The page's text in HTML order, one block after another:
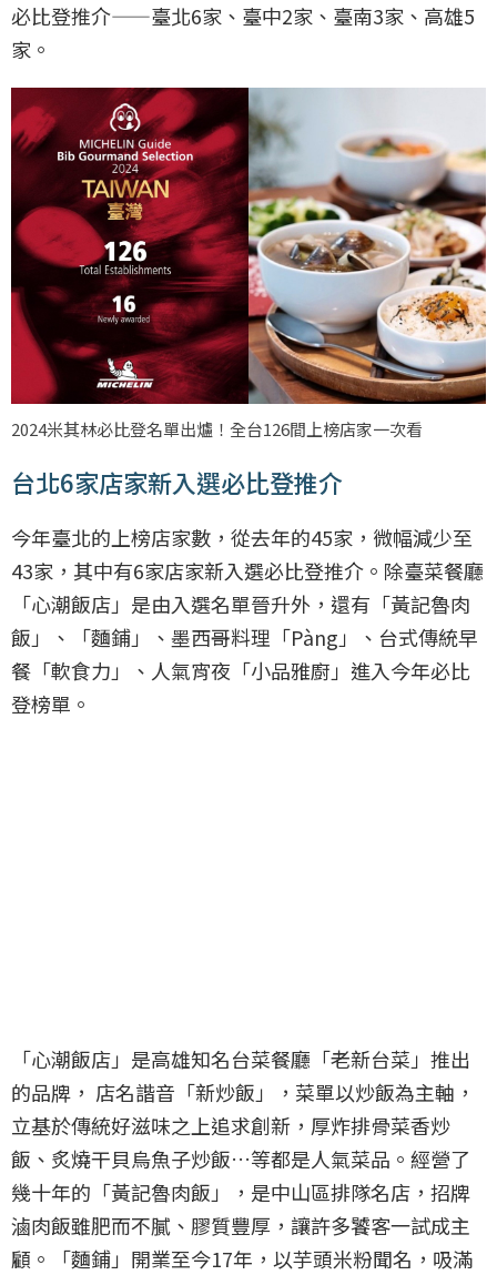
必比登推介——臺北6家、臺中2家、臺南3家、高雄5
家。
2024米其林必比登名單出爐！全台126間上榜店家一次看
台北6家店家新入選必比登推介
今年臺北的上榜店家數，從去年的45家，微幅減少至
43家，其中有6家店家新入選必比登推介。除臺菜餐廳
「心潮飯店」是由入選名單晉升外，還有「黃記魯肉
飯」、「麵鋪」、墨西哥料理「Pàng」、台式傳統早
餐「軟食力」、人氣宵夜「小品雅廚」進入今年必比
登榜單。
「心潮飯店」是高雄知名台菜餐廳「老新台菜」推出
的品牌， 店名諧音「新炒飯」，菜單以炒飯為主軸，
立基於傳統好滋味之上追求創新，厚炸排骨菜香炒
飯、炙燒干貝烏魚子炒飯…等都是人氣菜品。經營了
幾十年的「黃記魯肉飯」，是中山區排隊名店，招牌
滷肉飯雖肥而不膩、膠質豐厚，讓許多饕客一試成主
顧。「麵鋪」開業至今17年，以芋頭米粉聞名，吸滿